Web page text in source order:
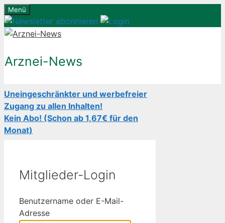
Zum
Inhalt
springen
Menü
Arznei-News
Uneingeschränkter und werbefreier
Zugang zu allen Inhalten!
Kein Abo! (Schon ab 1,67€ für den
Monat)
Mitglieder-Login
Benutzername oder E-Mail-
Adresse